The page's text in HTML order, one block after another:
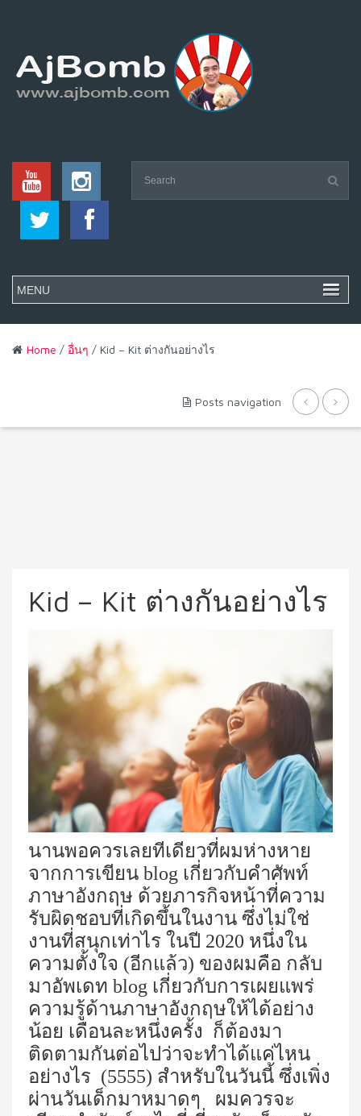
Home / อื่นๆ / Kid – Kit ต่างกันอย่างไร
Posts navigation
Kid – Kit ต่างกันอย่างไร
นานพอควรเลยทีเดียวที่ผมห่างหาย
จากการเขียน blog เกี่ยวกับคำศัพท์
ภาษาอังกฤษ ด้วยภารกิจหน้าที่ความ
รับผิดชอบที่เกิดขึ้นในงาน ซึ่งไม่ใช่
งานที่สนุกเท่าไร ในปี 2020 หนึ่งใน
ความตั้งใจ (อีกแล้ว) ของผมคือ กลับ
มาอัพเดท blog เกี่ยวกับการเผยแพร่
ความรู้ด้านภาษาอังกฤษให้ได้อย่าง
น้อย เดือนละหนึ่งครั้ง ก็ต้องมา
ติดตามกันต่อไปว่าจะทำได้แค่ไหน
อย่างไร (5555) สำหรับในวันนี้ ซึ่งเพิ่ง
ผ่านวันเด็กมาหมาดๆ
ผมควรจะ